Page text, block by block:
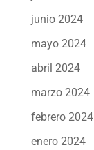
junio 2024
mayo 2024
abril 2024
marzo 2024
febrero 2024
enero 2024